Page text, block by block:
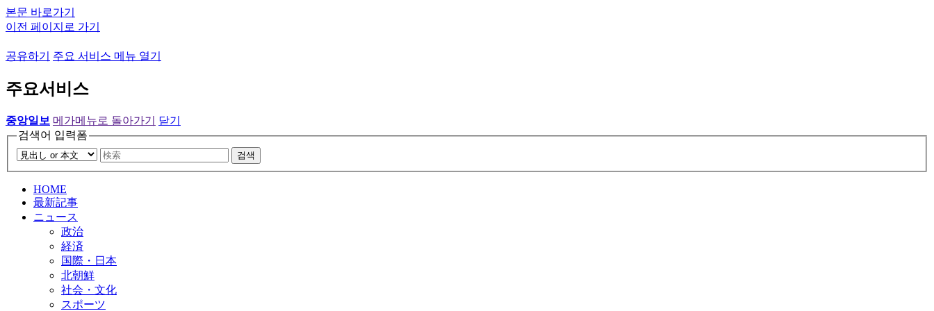
본문 바로가기
이전 페이지로 가기
공유하기 주요 서비스 메뉴 열기
주요서비스
중앙일보 메가메뉴로 돌아가기
닫기
검색어 입력폼
검색
HOME
最新記事
ニュース
政治
経済
国際・日本
北朝鮮
社会・文化
スポーツ